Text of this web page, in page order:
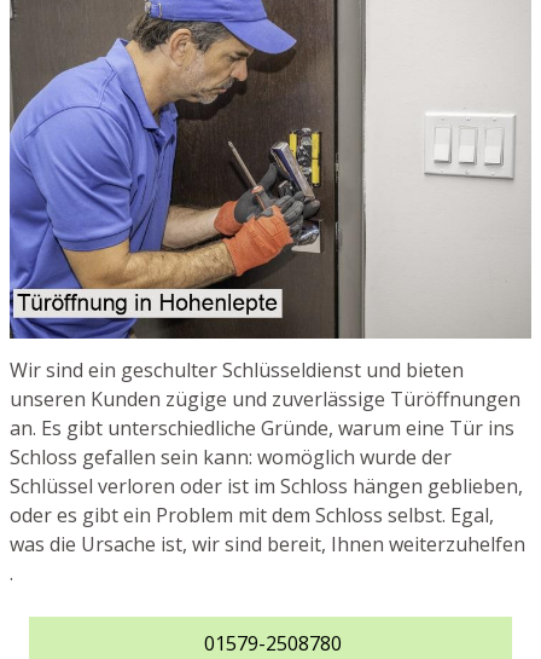
Wir sind ein geschulter Schlüsseldienst und bieten
unseren Kunden zügige und zuverlässige Türöffnungen
an. Es gibt unterschiedliche Gründe, warum eine Tür ins
Schloss gefallen sein kann: womöglich wurde der
Schlüssel verloren oder ist im Schloss hängen geblieben,
oder es gibt ein Problem mit dem Schloss selbst. Egal,
was die Ursache ist, wir sind bereit, Ihnen weiterzuhelfen
.
01579-2508780